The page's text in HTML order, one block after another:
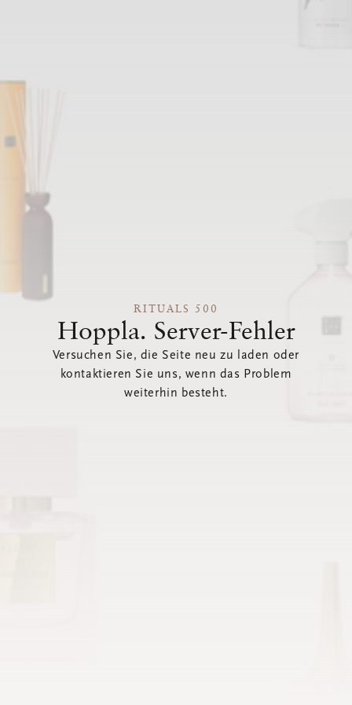
RITUALS 500
Hoppla. Server-Fehler
Versuchen Sie, die Seite neu zu laden oder
kontaktieren Sie uns, wenn das Problem
weiterhin besteht.